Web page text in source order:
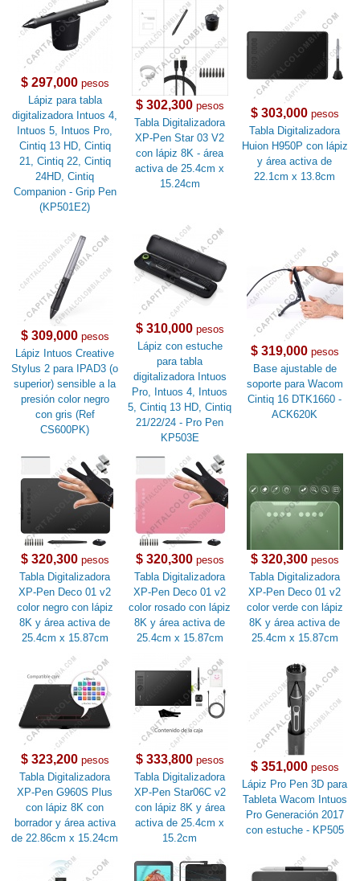
$ 297,000pesos
Lápiz para tabla
digitalizadora Intuos 4,
Intuos 5, Intuos Pro,
Cintiq 13 HD, Cintiq
21, Cintiq 22, Cintiq
24HD, Cintiq
Companion - Grip Pen
(KP501E2)
$ 302,300pesos
Tabla Digitalizadora
XP-Pen Star 03 V2
con lápiz 8K - área
activa de 25.4cm x
15.24cm
$ 303,000pesos
Tabla Digitalizadora
Huion H950P con lápiz
y área activa de
22.1cm x 13.8cm
$ 309,000pesos
Lápiz Intuos Creative
Stylus 2 para IPAD3 (o
superior) sensible a la
presión color negro
con gris (Ref
CS600PK)
$ 310,000pesos
Lápiz con estuche
para tabla
digitalizadora Intuos
Pro, Intuos 4, Intuos
5, Cintiq 13 HD, Cintiq
21/22/24 - Pro Pen
KP503E
$ 319,000pesos
Base ajustable de
soporte para Wacom
Cintiq 16 DTK1660 -
ACK620K
$ 320,300pesos
Tabla Digitalizadora
XP-Pen Deco 01 v2
color negro con lápiz
8K y área activa de
25.4cm x 15.87cm
$ 320,300pesos
Tabla Digitalizadora
XP-Pen Deco 01 v2
color rosado con lápiz
8K y área activa de
25.4cm x 15.87cm
$ 320,300pesos
Tabla Digitalizadora
XP-Pen Deco 01 v2
color verde con lápiz
8K y área activa de
25.4cm x 15.87cm
$ 323,200pesos
Tabla Digitalizadora
XP-Pen G960S Plus
con lápiz 8K con
borrador y área activa
de 22.86cm x 15.24cm
$ 333,800pesos
Tabla Digitalizadora
XP-Pen Star06C v2
con lápiz 8K y área
activa de 25.4cm x
15.2cm
$ 351,000pesos
Lápiz Pro Pen 3D para
Tableta Wacom Intuos
Pro Generación 2017
con estuche - KP505